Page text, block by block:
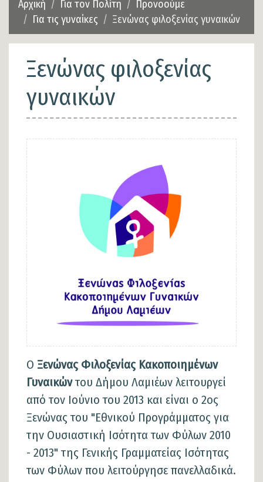
Αρχική Για τον Πολίτη
Προνοούμε
Για τις γυναίκες
Ξενώνας φιλοξενίας γυναικών
Ξενώνας φιλοξενίας
γυναικών
Ο Ξενώνας Φιλοξενίας Κακοποιημένων
Γυναικώντου Δήμου Λαμιέων λειτουργεί
από τον Ιούνιο του 2013 και είναι ο 2ος
Ξενώνας του "Εθνικού Προγράμματος για
την Ουσιαστική Ισότητα των Φύλων 2010
- 2013" της Γενικής Γραμματείας Ισότητας
των Φύλων που λειτούργησε πανελλαδικά.